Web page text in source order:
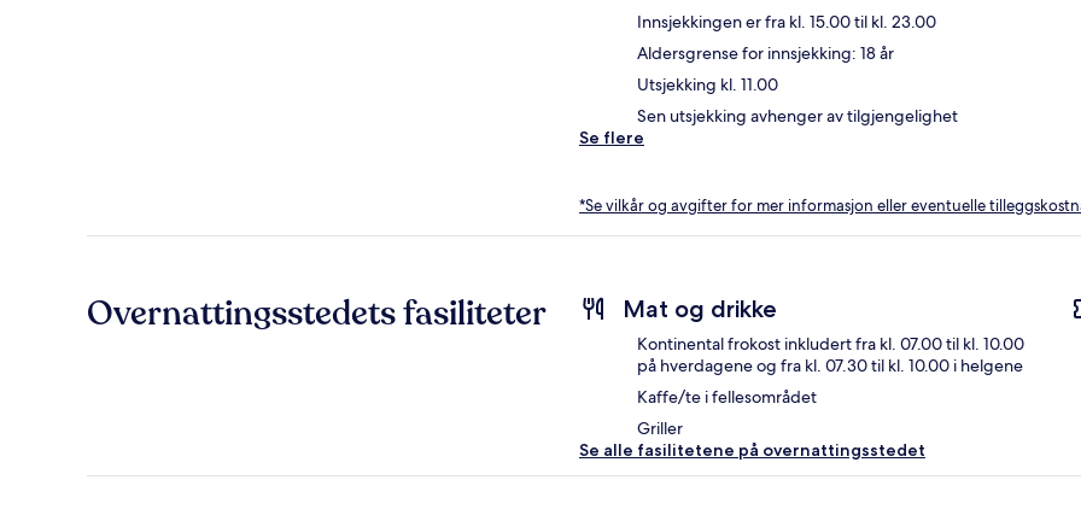
Innsjekkingen er fra kl. 15.00 til kl. 23.00
Aldersgrense for innsjekking: 18 år
Utsjekking kl. 11.00
Sen utsjekking avhenger av tilgjengelighet
Se flere
*Se vilkår og avgifter for mer informasjon eller eventuelle
Overnattingsstedets fasiliteter Mat og drikke
Kontinental frokost inkludert fra kl. 07.00 til kl. 10.00
på hverdagene og fra kl. 07.30 til kl. 10.00 i helgene
Kaffe/te i fellesområdet
Griller
Se alle fasilitetene på overnattingsstedet